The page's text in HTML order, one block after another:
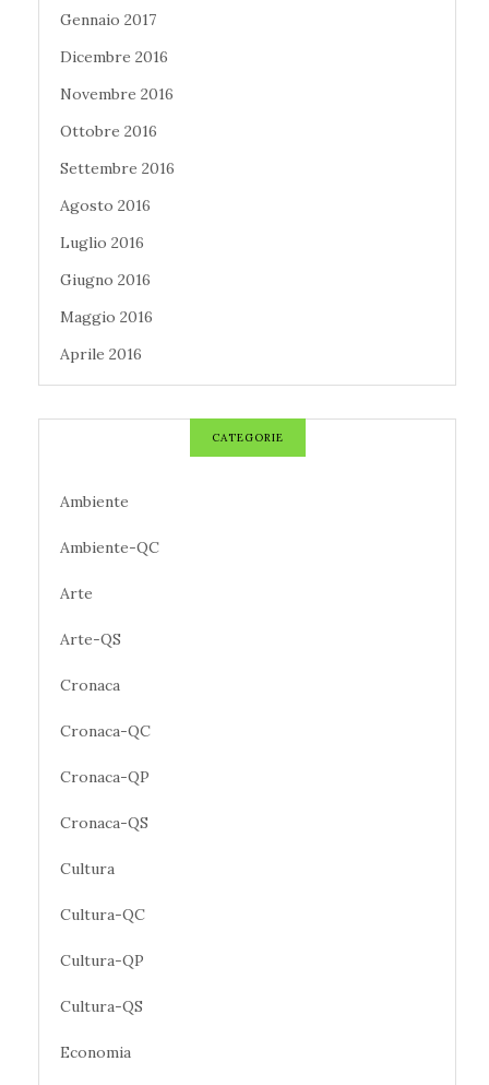
Gennaio 2017
Dicembre 2016
Novembre 2016
Ottobre 2016
Settembre 2016
Agosto 2016
Luglio 2016
Giugno 2016
Maggio 2016
Aprile 2016
CATEGORIE
Ambiente
Ambiente-QC
Arte
Arte-QS
Cronaca
Cronaca-QC
Cronaca-QP
Cronaca-QS
Cultura
Cultura-QC
Cultura-QP
Cultura-QS
Economia